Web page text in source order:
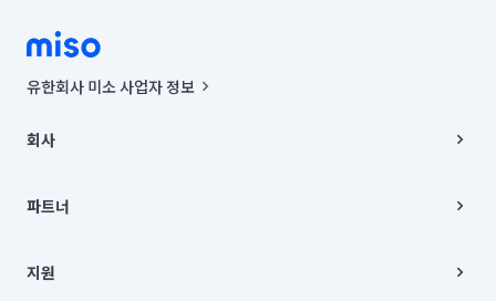
유한회사 미소 사업자 정보
00019 |
주소 | 본사: 서울특별시 종로구 율곡로 6(중학동, 트윈트리빌딩) B동 5층
컨택센터 : 서울특별시 종로구 수송동 율곡로 24, 7층, 8층 미소
상품, 상품정보, 거래에 관한 의무와 책임은 거래당사자에게 있습니다.
언론 보도 관련 문의:
회사
채용
파트너
이사
지원